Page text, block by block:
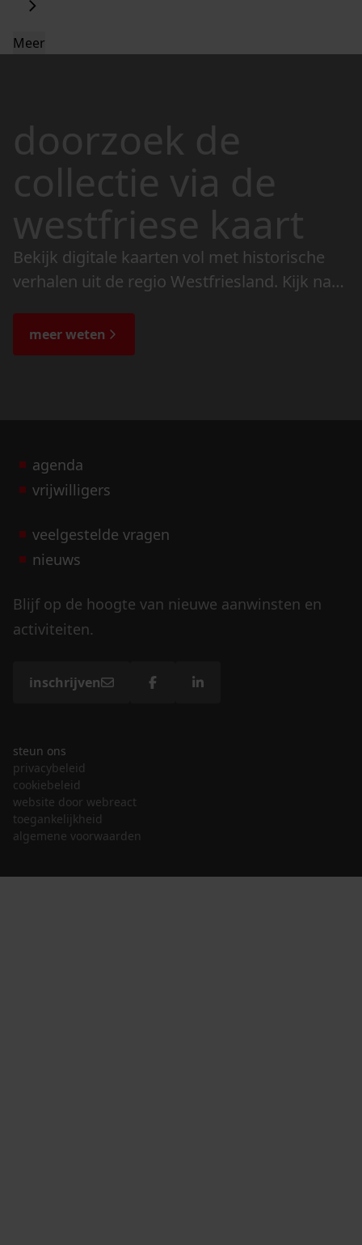
Meer
doorzoek de
collectie via de
westfriese kaart
Bekijk digitale kaarten vol met historische
verhalen uit de regio Westfriesland. Kijk naar
de bijzondere verhalen.
meer weten
agenda
vrijwilligers
veelgestelde vragen
nieuws
Blijf op de hoogte van nieuwe aanwinsten en
activiteiten.
inschrijven
steun ons
privacybeleid
cookiebeleid
website door webreact
toegankelijkheid
algemene voorwaarden